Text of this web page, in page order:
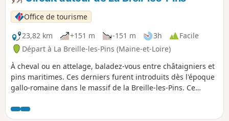
le sens de circulation, le parcours est partagé avec des
randonneurs équestres
Office de tourisme
23,82 km
+151 m -151 m 3h
Facile
Départ à La Breille-les-Pins (Maine-et-Loire)
À cheval ou en attelage, baladez-vous entre châtaigniers et
pins maritimes. Ces derniers furent introduits dès l'époque
gallo-romaine dans le massif de la Breille-les-Pins. Ce
d'oiseaux peu communes comme la cigogne noire, le